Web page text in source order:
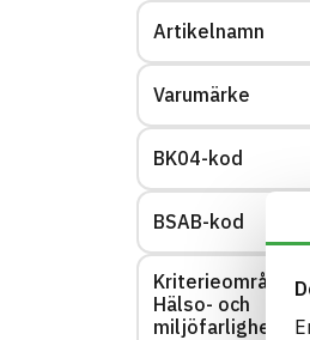
Artikelnamn
Varumärke
BK04-kod
BSAB-kod
Kriterieområde:
Hälso- och
miljöfarlighet